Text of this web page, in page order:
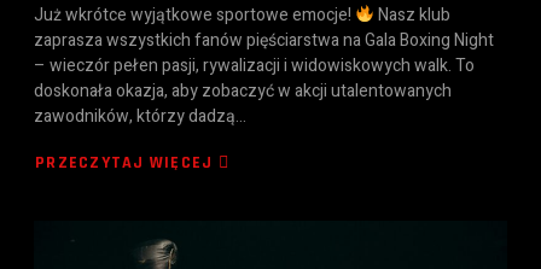
Już wkrótce wyjątkowe sportowe emocje!
Nasz klub
zaprasza wszystkich fanów pięściarstwa na Gala Boxing Night
– wieczór pełen pasji, rywalizacji i widowiskowych walk. To
doskonała okazja, aby zobaczyć w akcji utalentowanych
zawodników, którzy dadzą…
PRZECZYTAJ WIĘCEJ